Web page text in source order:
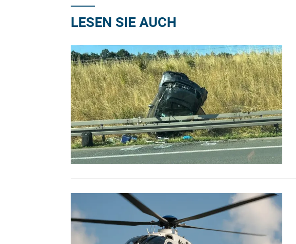
LESEN SIE AUCH